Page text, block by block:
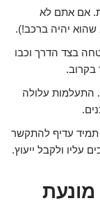
אם אתם לא
יהיה ברכב!).
בצד הדרך וכבו
בקרוב.
התעלמות עלולה
עדיף להתקשר
עליו ולקבל ייעוץ.
מונעת